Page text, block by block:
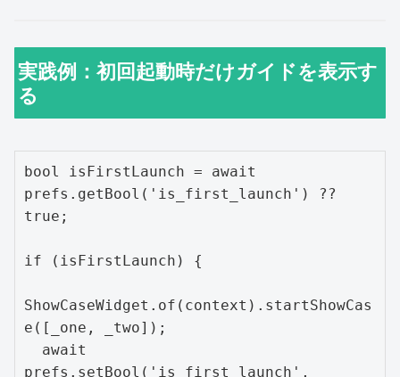
実践例：初回起動時だけガイドを表示す
る
bool isFirstLaunch = await
prefs.getBool('is_first_launch') ??
true;
if (isFirstLaunch) {
ShowCaseWidget.of(context).startShowCas
e([_one, _two]);
prefs.setBool('is_first_launch',